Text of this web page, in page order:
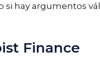
hay argumentos
Finance